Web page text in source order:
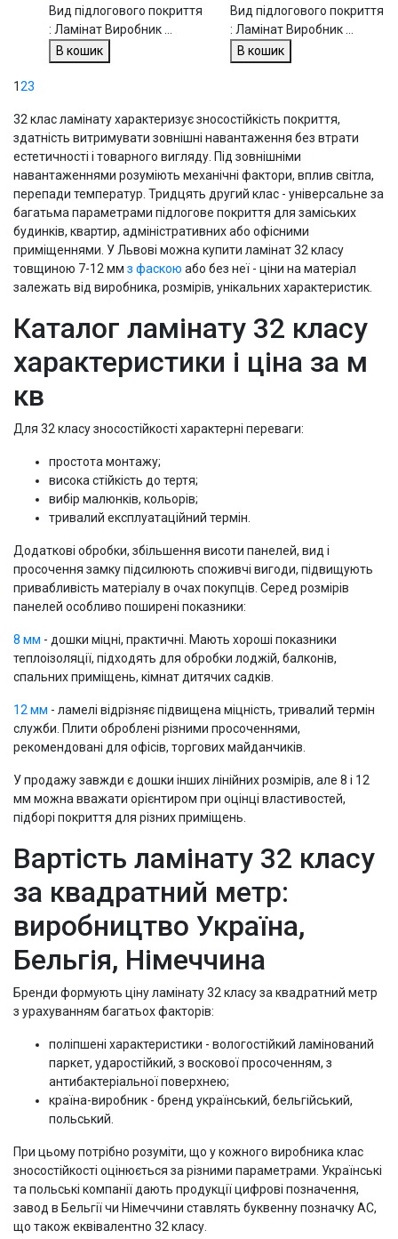
Вид підлогового покриття
: Ламінат Виробник ...
В кошик
Вид підлогового покриття
: Ламінат Виробник ...
В кошик
123
32 клас ламінату характеризує зносостійкість покриття,
здатність витримувати зовнішні навантаження без втрати
естетичності і товарного вигляду. Під зовнішніми
навантаженнями розуміють механічні фактори, вплив світла,
перепади температур. Тридцять другий клас - універсальне за
багатьма параметрами підлогове покриття для заміських
будинків, квартир, адміністративних або офісними
приміщеннями. У Львові можна купити ламінат 32 класу
товщиною 7-12 мм з фаскою або без неї - ціни на матеріал
залежать від виробника, розмірів, унікальних характеристик.
Каталог ламінату 32 класу
характеристики і ціна за м
кв
Для 32 класу зносостійкості характерні переваги:
простота монтажу;
висока стійкість до тертя;
вибір малюнків, кольорів;
тривалий експлуатаційний термін.
Додаткові обробки, збільшення висоти панелей, вид і
просочення замку підсилюють споживчі вигоди, підвищують
привабливість матеріалу в очах покупців. Серед розмірів
панелей особливо поширені показники:
8 мм - дошки міцні, практичні. Мають хороші показники
теплоізоляції, підходять для обробки лоджій, балконів,
спальних приміщень, кімнат дитячих садків.
12 мм - ламелі відрізняє підвищена міцність, тривалий термін
служби. Плити оброблені різними просоченнями,
рекомендовані для офісів, торгових майданчиків.
У продажу завжди є дошки інших лінійних розмірів, але 8 і 12
мм можна вважати орієнтиром при оцінці властивостей,
підборі покриття для різних приміщень.
Вартість ламінату 32 класу
за квадратний метр:
виробництво Україна,
Бельгія, Німеччина
Бренди формують ціну ламінату 32 класу за квадратний метр
з урахуванням багатьох факторів:
поліпшені характеристики - вологостійкий ламінований
паркет, ударостійкий, з воскової просоченням, з
антибактеріальної поверхнею;
країна-виробник - бренд український, бельгійський,
польський.
При цьому потрібно розуміти, що у кожного виробника клас
зносостійкості оцінюється за різними параметрами. Українські
та польські компанії дають продукції цифрові позначення,
завод в Бельгії чи Німеччини ставлять буквенну позначку AC,
що також еквівалентно 32 класу.